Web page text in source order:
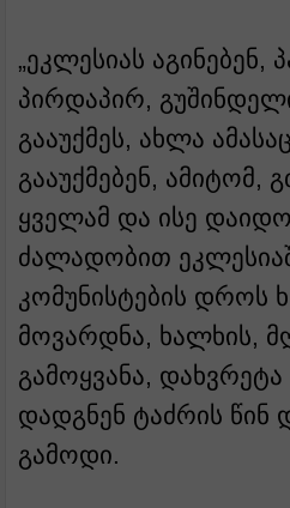
„ეკლესიას აგინებენ,
პირდაპირ,
გააუქმეს, ახლა
გააუქმებენ,
ყველამ და ისე
ძალადობით
კომუნისტების დროს
მოვარდნა, ხალხის,
გამოყვანა,
დადგნენ ტაძრის წინ
გამოდი.